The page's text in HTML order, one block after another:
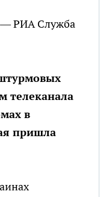
— РИА Служба
телеканала
в
пришла